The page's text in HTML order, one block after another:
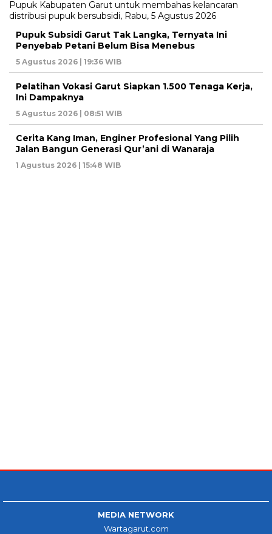
Pupuk Subsidi Garut Tak Langka, Ternyata Ini
Penyebab Petani Belum Bisa Menebus
5 Agustus 2026 | 19:36 WIB
Pelatihan Vokasi Garut Siapkan 1.500 Tenaga Kerja,
Ini Dampaknya
5 Agustus 2026 | 08:51 WIB
Cerita Kang Iman, Enginer Profesional Yang Pilih
Jalan Bangun Generasi Qur’ani di Wanaraja
1 Agustus 2026 | 15:48 WIB
MEDIA NETWORK
Wartagarut.com